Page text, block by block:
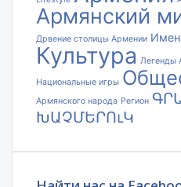
Армянский
Дрвение столицы Армении
Культура Легенды
Национальные игры
Армянского народа Регион
ԽԱՉՄԵՐՈւԿ